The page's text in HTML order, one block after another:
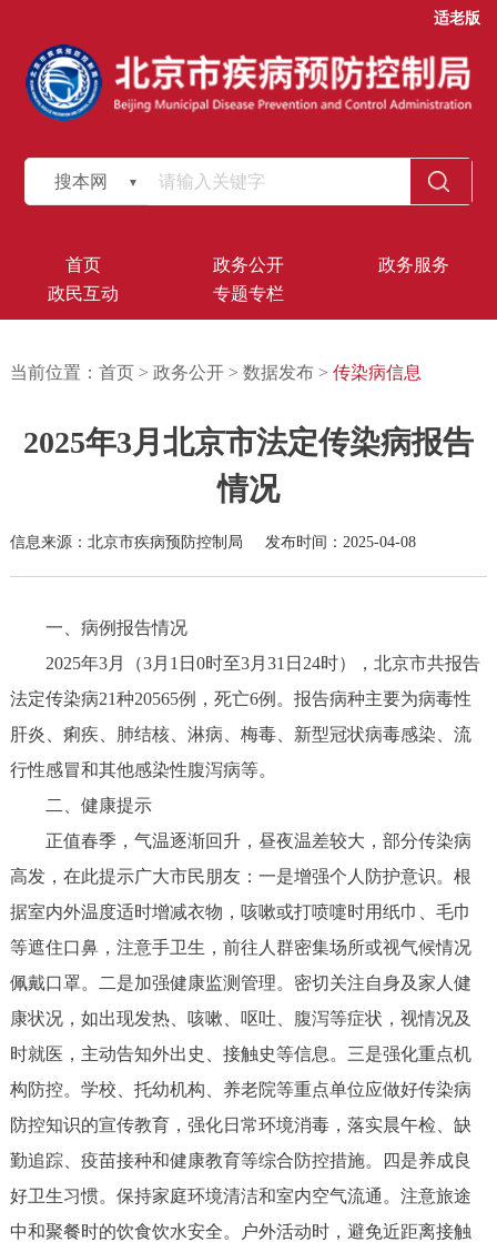
适老版
搜本网
首页 政务公开
政务服务
政民互动
专题专栏
当前位置： 首页> 政务公开> 数据发布> 传染病信息
2025年3月北京市法定传染病报告
情况
信息来源：北京市疾病预防控制局 发布时间：2025-04-08
一、病例报告情况
2025年3月（3月1日0时至3月31日24时），北京市共报告
法定传染病21种20565例，死亡6例。报告病种主要为病毒性
肝炎、痢疾、肺结核、淋病、梅毒、新型冠状病毒感染、流
行性感冒和其他感染性腹泻病等。
二、健康提示
正值春季，气温逐渐回升，昼夜温差较大，部分传染病
高发，在此提示广大市民朋友：一是增强个人防护意识。根
据室内外温度适时增减衣物，咳嗽或打喷嚏时用纸巾、毛巾
等遮住口鼻，注意手卫生，前往人群密集场所或视气候情况
佩戴口罩。二是加强健康监测管理。密切关注自身及家人健
康状况，如出现发热、咳嗽、呕吐、腹泻等症状，视情况及
时就医，主动告知外出史、接触史等信息。三是强化重点机
构防控。学校、托幼机构、养老院等重点单位应做好传染病
防控知识的宣传教育，强化日常环境消毒，落实晨午检、缺
勤追踪、疫苗接种和健康教育等综合防控措施。四是养成良
好卫生习惯。保持家庭环境清洁和室内空气流通。注意旅途
中和聚餐时的饮食饮水安全。户外活动时，避免近距离接触